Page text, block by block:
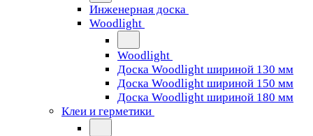
Инженерная доска
Woodlight
Woodlight
Доска Woodlight шириной 130 мм
Доска Woodlight шириной 150 мм
Доска Woodlight шириной 180 мм
Клеи и герметики